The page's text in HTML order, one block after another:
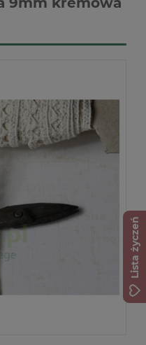
Lista życzeń